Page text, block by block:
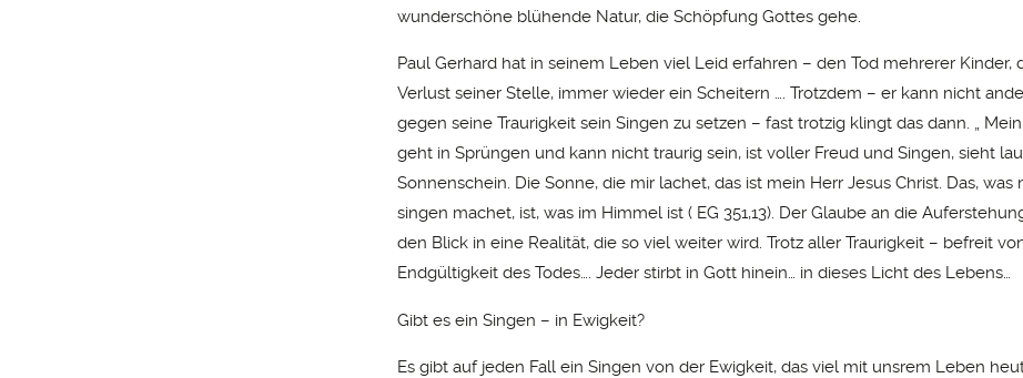
wunderschöne blühende Natur, die Schöpfung Gottes gehe.
Paul Gerhard hat in seinem Leben viel Leid erfahren – den Tod mehrerer Kinder,
Verlust seiner Stelle, immer wieder ein Scheitern …. Trotzdem – er kann nicht
gegen seine Traurigkeit sein Singen zu setzen – fast trotzig klingt das dann. „
geht in Sprüngen und kann nicht traurig sein, ist voller Freud und Singen, sieht
Sonnenschein. Die Sonne, die mir lachet, das ist mein Herr Jesus Christ. Das, was
singen machet, ist, was im Himmel ist ( EG 351,13). Der Glaube an die
den Blick in eine Realität, die so viel weiter wird. Trotz aller Traurigkeit – befreit
Endgültigkeit des Todes…. Jeder stirbt in Gott hinein… in dieses Licht des Lebens…
Gibt es ein Singen – in Ewigkeit?
Es gibt auf jeden Fall ein Singen von der Ewigkeit, das viel mit unsrem Leben